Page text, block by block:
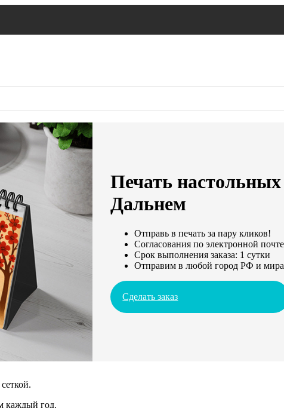
Печать
Дальнем
Отправь в печать за пару кликов!
Согласования по электронной
Срок выполнения заказа: 1 сутки
Отправим в любой город РФ и
Сделать заказ
каждый год.